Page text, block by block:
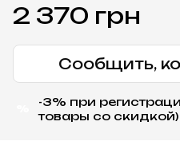
2 370 грн
Сообщить,
-3% при
товары со скидкой)